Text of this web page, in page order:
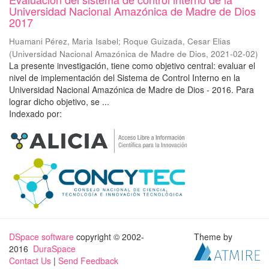
Universidad Nacional Amazónica de Madre de Dios
2017
Huamani Pérez, Maria Isabel; Roque Guizada, Cesar Elias
(Universidad Nacional Amazónica de Madre de Dios, 2021-02-02)
La presente investigación, tiene como objetivo central: evaluar el
nivel de implementación del Sistema de Control Interno en la
Universidad Nacional Amazónica de Madre de Dios - 2016. Para
lograr dicho objetivo, se ...
Indexado por:
DSpace software copyright © 2002-
2016 DuraSpace
Contact Us | Send Feedback
Theme by